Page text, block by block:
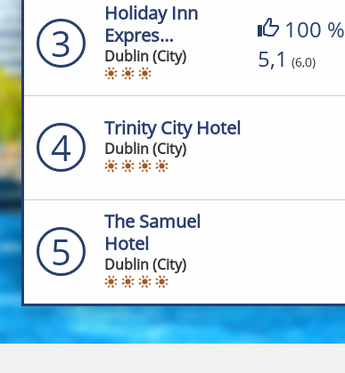
3
Holiday Inn
Expres…
Dublin (City)
100 %
5,1 (6,0)
4 Trinity City Hotel
Dublin (City)
5
The Samuel
Hotel
Dublin (City)